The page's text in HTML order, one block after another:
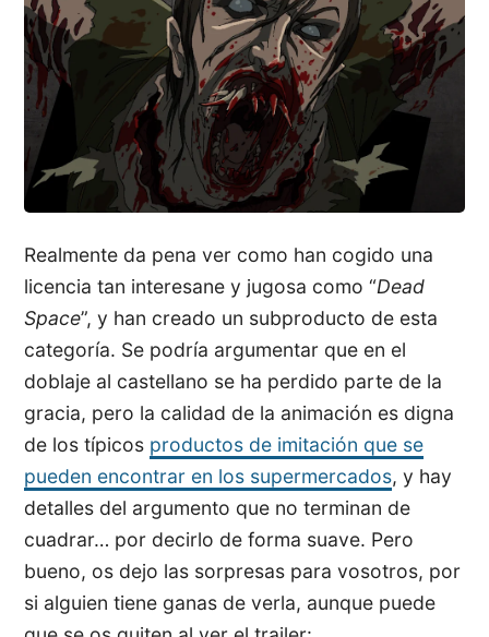
Realmente da pena ver como han cogido una
licencia tan interesane y jugosa como “Dead
Space”, y han creado un subproducto de esta
categoría. Se podría argumentar que en el
doblaje al castellano se ha perdido parte de la
gracia, pero la calidad de la animación es digna
de los típicos productos de imitación que se
pueden encontrar en los supermercados, y hay
detalles del argumento que no terminan de
cuadrar… por decirlo de forma suave. Pero
bueno, os dejo las sorpresas para vosotros, por
si alguien tiene ganas de verla, aunque puede